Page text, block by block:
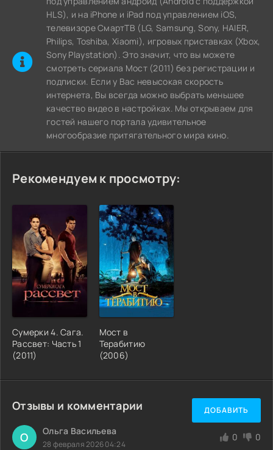
HLS), и на iPhone и iPad под управлением iOS,
телевизоре СмартТВ (LG, Samsung, Sony, HAIER,
Philips, Toshiba, Xiaomi), игровых приставках (Xbox,
Sony Playstation). Это значит, что вы можете
cмотреть сериала Мост (2011) без регистрации и
подписки. Если у Вас невысокая скорость
интернета, Вы всегда можно выбрать меньшее
качество видео в настройках. Мы открываем для
гостей нашего портала удивительное
многообразие притягательного мира кино.
Рекомендуем к просмотру:
Сумерки 4. Сага.
Рассвет: Часть 1
(2011)
Мост в
Терабитию
(2006)
Отзывы и комментарии ДОБАВИТЬ
О Ольга Васильева
28 февраля 2026 04:24
0 0